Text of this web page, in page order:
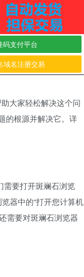
码支付平台
域名注册交易
大家轻松解决这个问
的根源并解决它。详
需要打开斑斓石浏览
器中的“打开您计算机
需要对斑斓石浏览器